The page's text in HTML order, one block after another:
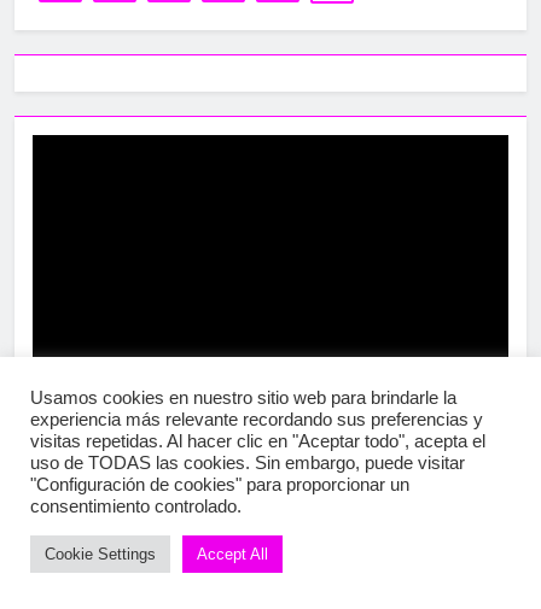
Usamos cookies en nuestro sitio web para brindarle la
experiencia más relevante recordando sus preferencias y
visitas repetidas. Al hacer clic en "Aceptar todo", acepta el
uso de TODAS las cookies. Sin embargo, puede visitar
"Configuración de cookies" para proporcionar un
consentimiento controlado.
Cookie Settings Accept All